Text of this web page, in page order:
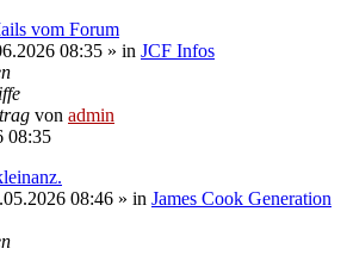
vom Forum
08:35 » in JCF Infos
von admin
08:35
08:46 » in James Cook Generation